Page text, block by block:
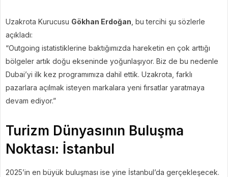
Uzakrota Kurucusu Gökhan Erdoğan , bu tercihi şu sözlerle
açıkladı:
“Outgoing istatistiklerine baktığımızda hareketin en çok arttığı
bölgeler artık doğu ekseninde yoğunlaşıyor. Biz de bu nedenle
Dubai’yi ilk kez programımıza dahil ettik. Uzakrota, farklı
pazarlara açılmak isteyen markalara yeni fırsatlar yaratmaya
devam ediyor.”
Turizm Dünyasının Buluşma
Noktası: İstanbul
2025’in en büyük buluşması ise yine İstanbul’da gerçekleşecek.